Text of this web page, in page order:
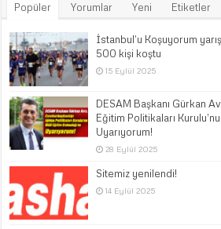
Popüler Yorumlar Yeni Etiketler
İstanbul’u Koşuyorum
500 kişi koştu
15 Eylül 2025
DESAM Başkanı Gürkan
Eğitim Politikaları
Uyarıyorum!
28 Eylül 2025
Sitemiz yenilendi!
14 Eylül 2025